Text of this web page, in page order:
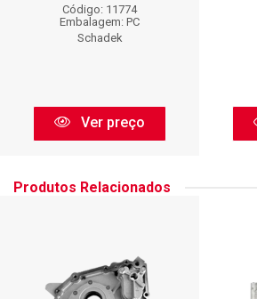
Código: 11774
Embalagem: PC
Schadek
Ver preço
Produtos Relacionados